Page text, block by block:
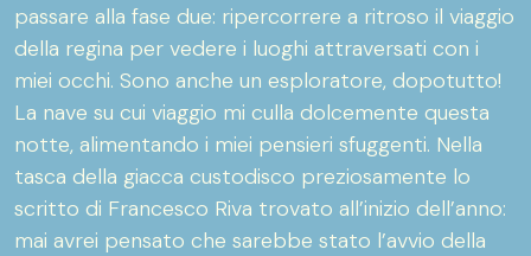
passare alla fase due: ripercorrere a ritroso il viaggio
della regina per vedere i luoghi attraversati con i
miei occhi. Sono anche un esploratore, dopotutto!
La nave su cui viaggio mi culla dolcemente questa
notte, alimentando i miei pensieri sfuggenti. Nella
tasca della giacca custodisco preziosamente lo
scritto di Francesco Riva trovato all’inizio dell’anno:
mai avrei pensato che sarebbe stato l’avvio della